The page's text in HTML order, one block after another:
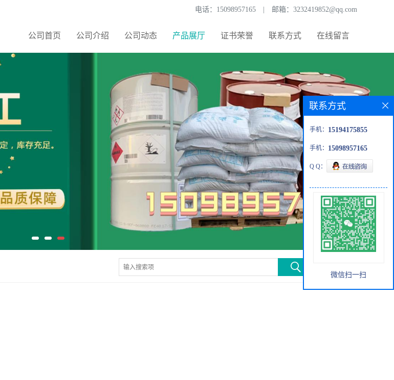
电话： 15098957165 邮箱： 3232419852@qq.com
公司首页 公司介绍 公司动态 产品展厅 证书荣誉 联系方式 在线留言
联系方式
手机： 15194175855
手机： 15098957165
Q Q：
微信扫一扫